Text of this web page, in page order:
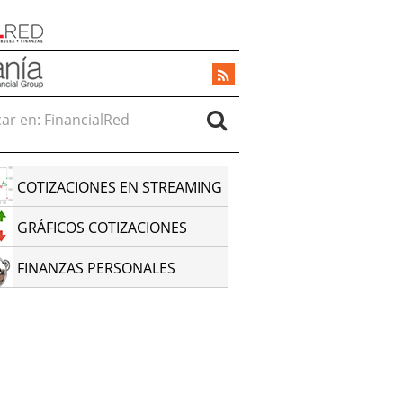
en:
COTIZACIONES EN STREAMING
GRÁFICOS COTIZACIONES
FINANZAS PERSONALES